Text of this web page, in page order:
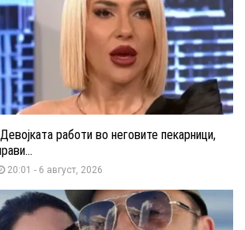
работи во неговите пекарници,
20:01 - 6 август, 2026